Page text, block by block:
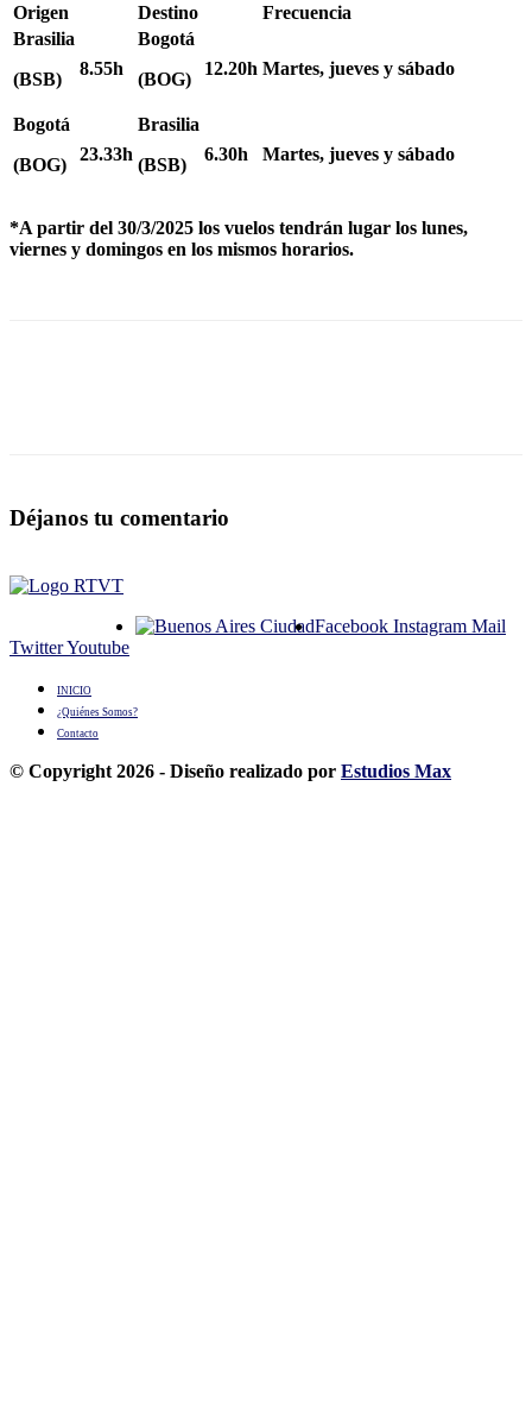
Origen Destino
Frecuencia
Brasilia
(BSB)
8.55h
Bogotá
(BOG)
12.20h Martes, jueves y sábado
Bogotá
(BOG)
23.33h
Brasilia
(BSB)
6.30h Martes, jueves y sábado
*A partir del 30/3/2025 los vuelos tendrán lugar los lunes,
viernes y domingos en los mismos horarios.
Déjanos tu comentario
Facebook Instagram Mail
TwitterYoutube
INICIO
¿Quiénes Somos?
Contacto
© Copyright 2026 - Diseño realizado por Estudios Max